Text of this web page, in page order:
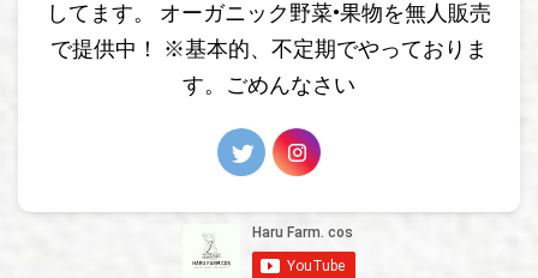
してます。 オーガニック野菜•果物を無人販売
で提供中！ ※基本的、不定期でやっておりま
す。ごめんなさい